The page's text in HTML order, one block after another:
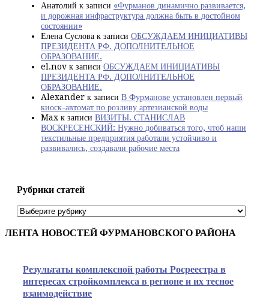
Анатолий к записи «Фурманов динамично развивается,
и дорожная инфраструктура должна быть в достойном
состоянии»
Елена Суслова к записи ОБСУЖДАЕМ ИНИЦИАТИВЫ
ПРЕЗИДЕНТА РФ. ДОПОЛНИТЕЛЬНОЕ
ОБРАЗОВАНИЕ.
el.nov к записи ОБСУЖДАЕМ ИНИЦИАТИВЫ
ПРЕЗИДЕНТА РФ. ДОПОЛНИТЕЛЬНОЕ
ОБРАЗОВАНИЕ.
Alexander к записи В Фурманове установлен первый
киоск-автомат по розливу артезианской воды
Max к записи ВИЗИТЫ. СТАНИСЛАВ
ВОСКРЕСЕНСКИЙ: Нужно добиваться того, чтоб наши
текстильные предприятия работали устойчиво и
развивались, создавали рабочие места
Рубрики статей
Рубрики
статей
ЛЕНТА НОВОСТЕЙ ФУРМАНОВСКОГО РАЙОНА
Результаты комплексной работы Росреестра в
интересах стройкомплекса в регионе и их тесное
взаимодействие